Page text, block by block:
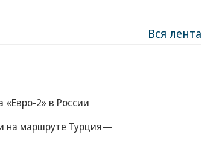
Вся лента
«Евро-2» в России
на маршруте Турция—